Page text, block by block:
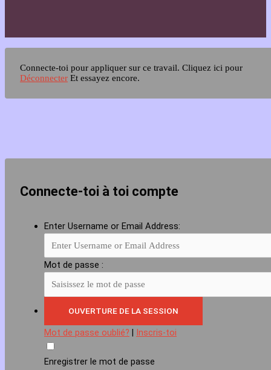
Connecte-toi pour appliquer sur ce travail. Cliquez ici pour
Déconnecter Et essayez encore.
Connecte-toi à toi compte
Enter Username or Email Address:
Mot de passe :
Mot de passe oublié? Inscris-toi
Enregistrer le mot de passe